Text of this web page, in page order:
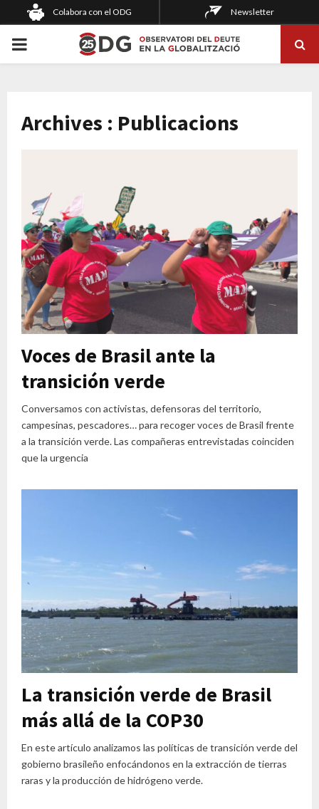
Colabora con el ODG Newsletter
PRIMARY
Archives : Publicacions
Voces de Brasil ante la
transición verde
Conversamos con activistas, defensoras del territorio,
campesinas, pescadores… para recoger voces de Brasil frente
a la transición verde. Las compañeras entrevistadas coinciden
que la urgencia
La transición verde de Brasil
más allá de la COP30
En este artículo analizamos las políticas de transición verde del
gobierno brasileño enfocándonos en la extracción de tierras
raras y la producción de hidrógeno verde.